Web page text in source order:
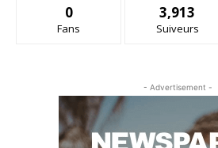
0
Fans
3,913
Suiveurs
- Advertisement -